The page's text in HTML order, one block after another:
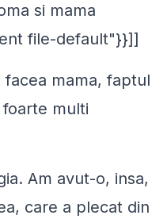
si mama
file-default"}}]]
mama, faptul
multi
Am avut-o, insa,
care a plecat din